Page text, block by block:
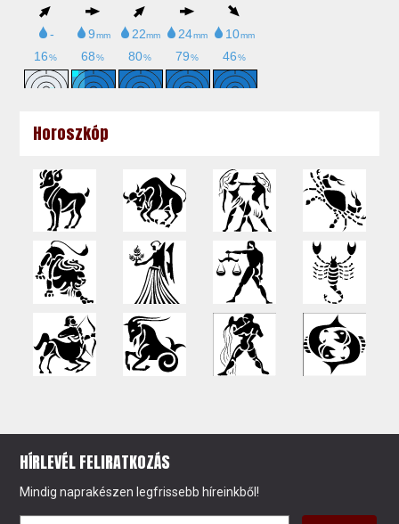
Horoszkóp
HÍRLEVÉL FELIRATKOZÁS
Mindig naprakészen legfrissebb híreinkből!